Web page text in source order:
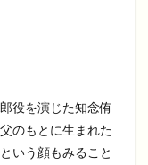
役を演じた知念侑
のもとに生まれた
いう顔もみること